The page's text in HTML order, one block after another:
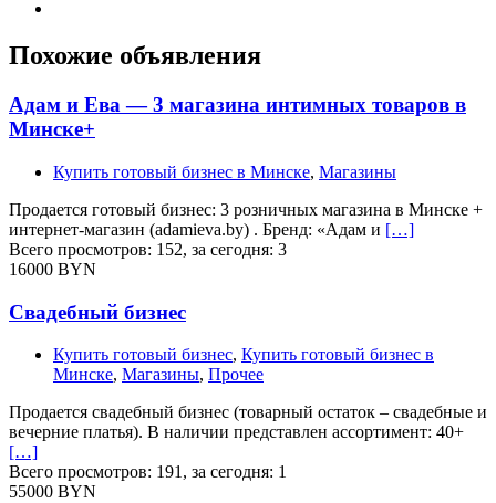
Похожие объявления
Адам и Ева — 3 магазина интимных товаров в
Минске+
Купить готовый бизнес в Минске, Магазины
Продается готовый бизнес: 3 розничных магазина в Минске +
интернет-магазин (adamieva.by) . Бренд: «Адам и […]
Всего просмотров: 152, за сегодня: 3
16000 BYN
Свадебный бизнес
Купить готовый бизнес, Купить готовый бизнес в
Минске, Магазины, Прочее
Продается свадебный бизнес (товарный остаток – свадебные и
вечерние платья). В наличии представлен ассортимент: 40+
[…]
Всего просмотров: 191, за сегодня: 1
55000 BYN